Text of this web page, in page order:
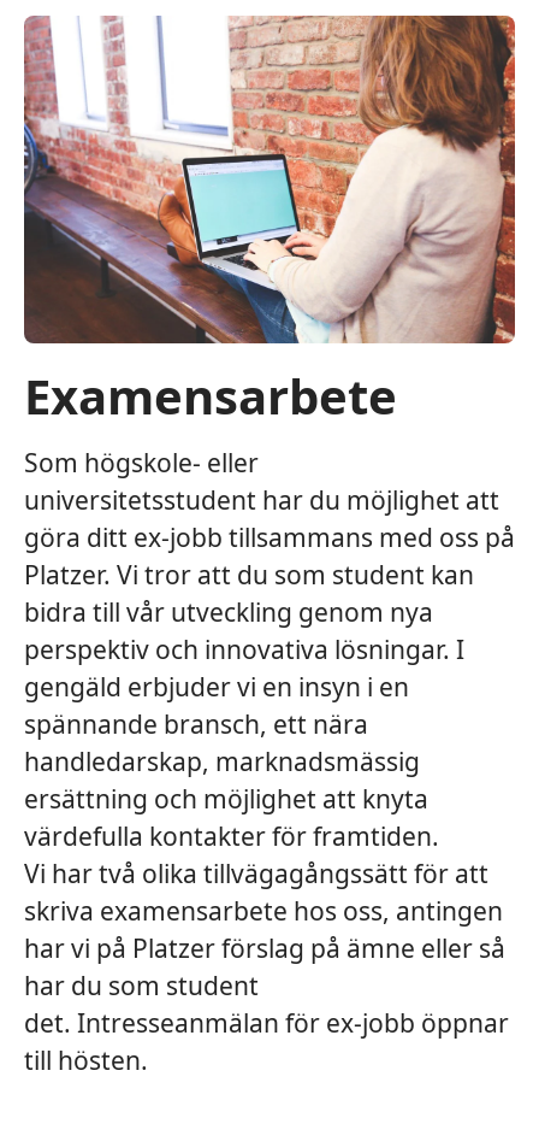
Examensarbete
Som högskole- eller
universitetsstudent har du möjlighet att
göra ditt ex-jobb tillsammans med oss på
Platzer. Vi tror att du som student kan
bidra till vår utveckling genom nya
perspektiv och innovativa lösningar. I
gengäld erbjuder vi en insyn i en
spännande bransch, ett nära
handledarskap, marknadsmässig
ersättning och möjlighet att knyta
värdefulla kontakter för framtiden.
Vi har två olika tillvägagångssätt för att
skriva examensarbete hos oss, antingen
har vi på Platzer förslag på ämne eller så
har du som student
det. Intresseanmälan för ex-jobb öppnar
till hösten.